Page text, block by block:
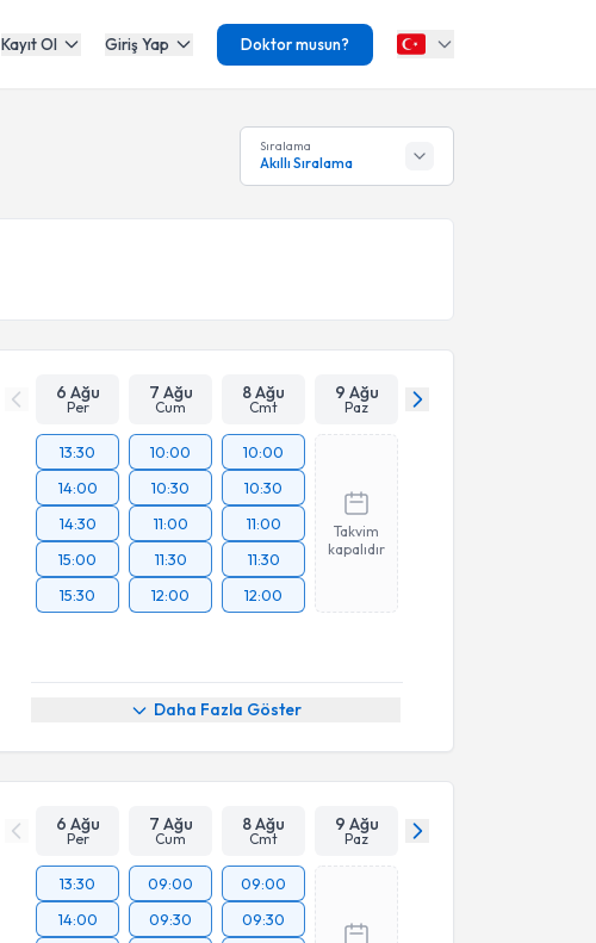
Kayıt Ol Giriş Yap Doktor musun?
Sıralama
Akıllı Sıralama
6 Ağu
Per
7 Ağu
Cum
8 Ağu
Cmt
9 Ağu
Paz
13:30
14:00
14:30
15:00
15:30
10:00
10:30
11:00
11:30
12:00
10:00
10:30
11:00
11:30
12:00
Takvim
kapalıdır
Daha Fazla Göster
6 Ağu
Per
7 Ağu
Cum
8 Ağu
Cmt
9 Ağu
Paz
13:30
14:00
09:00
09:30
09:00
09:30